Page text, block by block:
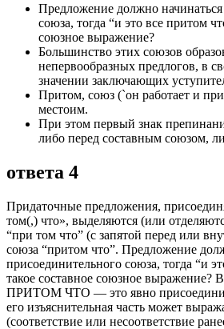
Предложение должно
союза, тогда “и это все притом
союзное выражение?
Большинство этих союзов
непервообразных предлогов, в
значении заключающих
Притом, союз (`он работает и
местоим.
При этом первый знак
либо перед составным союзом,
ответа 4
Придаточные предложения,
том(,) что», выделяются (или
“при том что” (с запятой перед или
союза “притом что”. Предложение
присоединительного союза, тогда “и
такое составное союзное выражение?
ПРИТОМ ЧТО ― это явно
его изъяснительная часть может
(соответствие или несоответствие